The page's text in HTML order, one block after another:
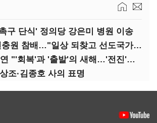
구 단식' 정의당 강은미 병원 이송
문 대통령, 현충원 참배…"일상 되찾고 선도국가 도약"
(신년사)이낙연 "'회복'과 '출발'의 새해…'전진'과 '통합' 구현할 것"
조·김종호 사의 표명